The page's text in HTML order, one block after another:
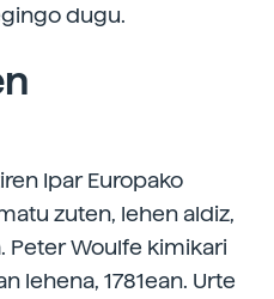
dugu.
Ipar Europako
zuten, lehen aldiz,
Peter Woulfe kimikari
lehena, 1781ean. Urte